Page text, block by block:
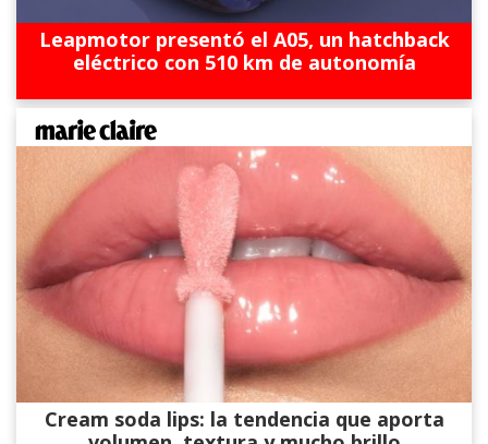
Leapmotor presentó el A05, un hatchback
eléctrico con 510 km de autonomía
Cream soda lips: la tendencia que aporta